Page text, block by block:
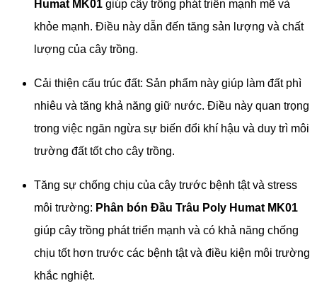
Humat MK01 giúp cây trồng phát triển mạnh mẽ và
khỏe mạnh. Điều này dẫn đến tăng sản lượng và chất
lượng của cây trồng.
Cải thiện cấu trúc đất: Sản phẩm này giúp làm đất phì
nhiêu và tăng khả năng giữ nước. Điều này quan trọng
trong việc ngăn ngừa sự biến đổi khí hậu và duy trì môi
trường đất tốt cho cây trồng.
Tăng sự chống chịu của cây trước bệnh tật và stress
môi trường: Phân bón Đầu Trâu Poly Humat MK01
giúp cây trồng phát triển mạnh và có khả năng chống
chịu tốt hơn trước các bệnh tật và điều kiện môi trường
khắc nghiệt.